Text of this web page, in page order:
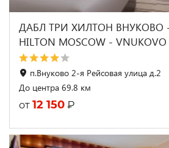
ДАБЛ ТРИ ХИЛТОН ВНУКОВО -
HILTON MOSCOW - VNUKOVO
п.Внуково 2-я Рейсовая улица д.2
До центра 69.8 км
от 12 150 ₽